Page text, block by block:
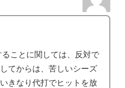
ことに関しては、反対で
てからは、苦しいシーズ
きなり代打でヒットを放